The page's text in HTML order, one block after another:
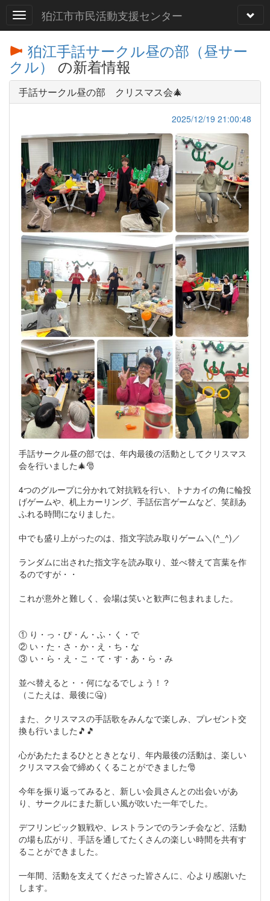
狛江市市民活動支援センター
狛江手話サークル昼の部（昼サー
クル） の新着情報
手話サークル昼の部 クリスマス会🎄
2025/12/19 21:00:48
手話サークル昼の部では、年内最後の活動としてクリスマス
会を行いました🎄🎅
4つのグループに分かれて対抗戦を行い、トナカイの角に輪投
げゲームや、机上カーリング、手話伝言ゲームなど、笑顔あ
ふれる時間になりました。
中でも盛り上がったのは、指文字読み取りゲーム＼(^_^)／
ランダムに出された指文字を読み取り、並べ替えて言葉を作
るのですが・・
これが意外と難しく、会場は笑いと歓声に包まれました。
① り・っ・ぴ・ん・ふ・く・で
② い・た・さ・か・え・ち・な
③ い・ら・え・こ・て・す・あ・ら・み
並べ替えると・・何になるでしょう！？
（こたえは、最後に🤐）
また、クリスマスの手話歌をみんなで楽しみ、プレゼント交
換も行いました🎵🎵
心があたたまるひとときとなり、年内最後の活動は、楽しい
クリスマス会で締めくくることができました🎅
今年を振り返ってみると、新しい会員さんとの出会いがあ
り、サークルにまた新しい風が吹いた一年でした。
デフリンピック観戦や、レストランでのランチ会など、活動
の場も広がり、手話を通してたくさんの楽しい時間を共有す
ることができました。
一年間、活動を支えてくださった皆さんに、心より感謝いた
します。